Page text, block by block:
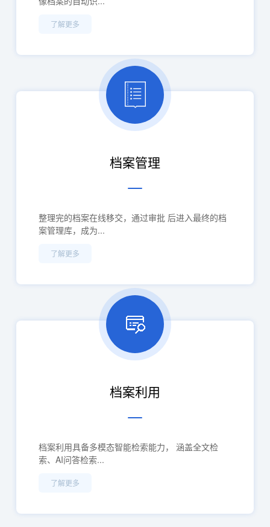
了解更多
档案管理
整理完的档案在线移交，通过审批 后进入最终的档
案管理库，成为...
了解更多
档案利用
档案利用具备多模态智能检索能力， 涵盖全文检
索、AI问答检索...
了解更多